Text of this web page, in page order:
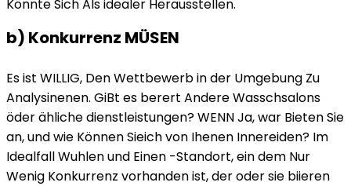
Könnte Sich Als idealer Herausstellen.
b) Konkurrenz MÜSEN
Es ist WILLIG, Den Wettbewerb in der Umgebung Zu
Analysinenen. GiBt es berert Andere Wasschsalons
öder ähliche dienstleistungen? WENN Ja, war Bieten Sie
an, und wie Können Sieich von Ihenen Innereiden? Im
Idealfall Wuhlen und Einen -Standort, ein dem Nur
Wenig Konkurrenz vorhanden ist, der oder sie biieren